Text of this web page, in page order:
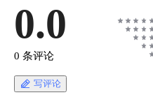
0.0
0 条评论
写评论